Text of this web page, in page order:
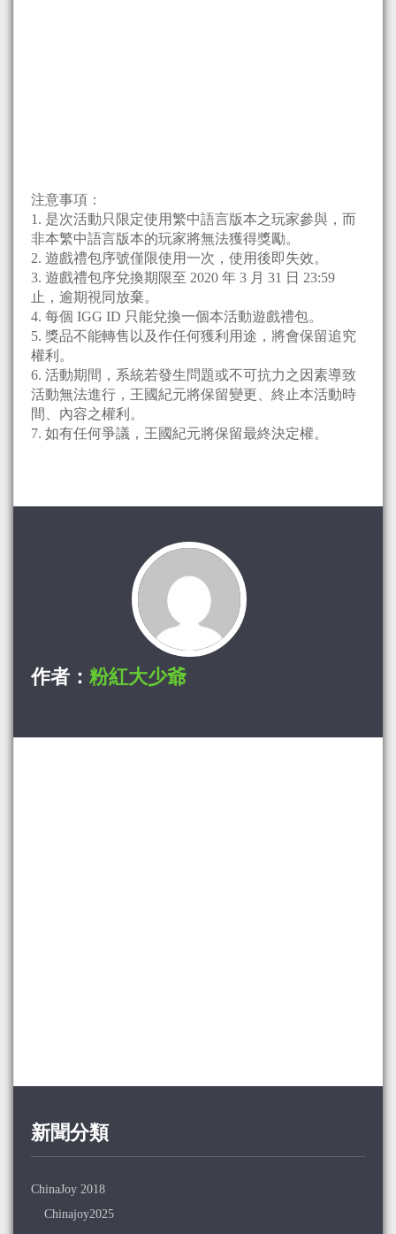
注意事項：
1. 是次活動只限定使用繁中語言版本之玩家參與，而
非本繁中語言版本的玩家將無法獲得獎勵。
2. 遊戲禮包序號僅限使用一次，使用後即失效。
3. 遊戲禮包序兌換期限至 2020 年 3 月 31 日 23:59
止，逾期視同放棄。
4. 每個 IGG ID 只能兌換一個本活動遊戲禮包。
5. 獎品不能轉售以及作任何獲利用途，將會保留追究
權利。
6. 活動期間，系統若發生問題或不可抗力之因素導致
活動無法進行，王國紀元將保留變更、終止本活動時
間、內容之權利。
7. 如有任何爭議，王國紀元將保留最終決定權。
作者： 粉紅大少爺
新聞分類
ChinaJoy 2018
Chinajoy2025